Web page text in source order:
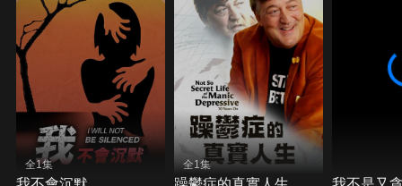
全1集 全1集